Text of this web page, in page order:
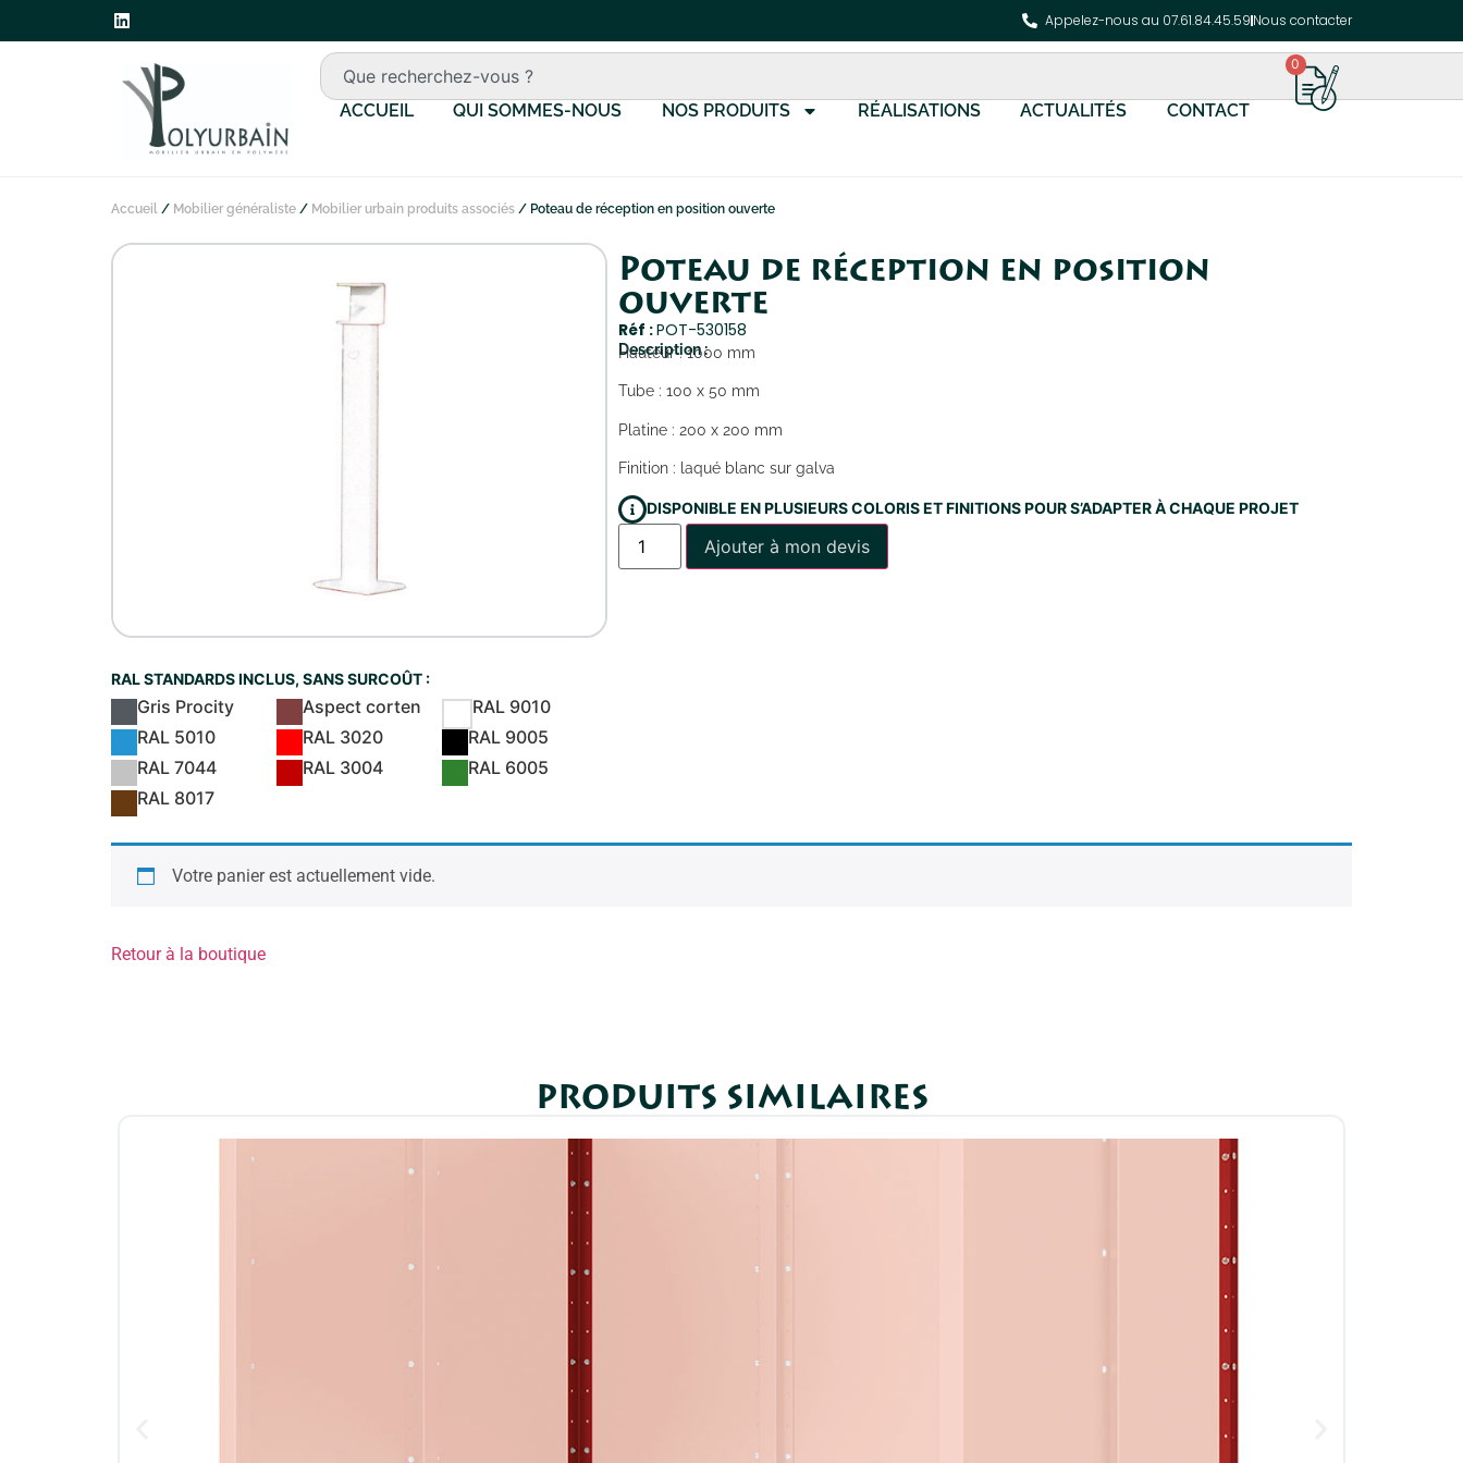
Appelez-nous au 07.61.84.45.59 Nous contacter
ACCUEIL QUI SOMMES-NOUS NOS PRODUITS RÉALISATIONS ACTUALITÉS CONTACT
0
Accueil / Mobilier généraliste / Mobilier urbain produits associés / Poteau de réception en position ouverte
RAL STANDARDS INCLUS, SANS SURCOÛT :
Gris Procity Aspect corten
RAL 9010
RAL 5010
RAL 3020
RAL 9005
RAL 7044
RAL 3004
RAL 6005
RAL 8017
Poteau de réception en position
ouverte
Réf :POT-530158
Description :
Hauteur : 1000 mm
Tube : 100 x 50 mm
Platine : 200 x 200 mm
Finition : laqué blanc sur galva
DISPONIBLE EN PLUSIEURS COLORIS ET FINITIONS POUR S’ADAPTER À CHAQUE PROJET
Ajouter à mon devis
Votre panier est actuellement vide.
Retour à la boutique
PRODUITS SIMILAIRES